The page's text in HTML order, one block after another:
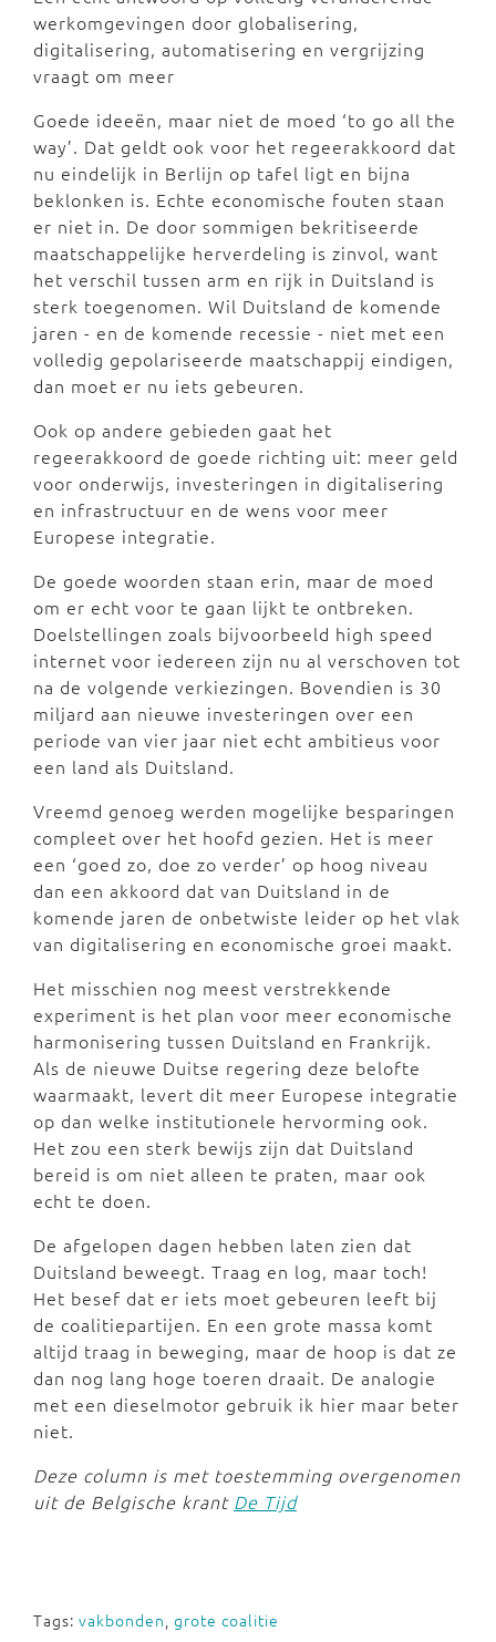
werkomgevingen door globalisering,
digitalisering, automatisering en vergrijzing
vraagt om meer
Goede ideeën, maar niet de moed ‘to go all the
way’. Dat geldt ook voor het regeerakkoord dat
nu eindelijk in Berlijn op tafel ligt en bijna
beklonken is. Echte economische fouten staan
er niet in. De door sommigen bekritiseerde
maatschappelijke herverdeling is zinvol, want
het verschil tussen arm en rijk in Duitsland is
sterk toegenomen. Wil Duitsland de komende
jaren - en de komende recessie - niet met een
volledig gepolariseerde maatschappij eindigen,
dan moet er nu iets gebeuren.
Ook op andere gebieden gaat het
regeerakkoord de goede richting uit: meer geld
voor onderwijs, investeringen in digitalisering
en infrastructuur en de wens voor meer
Europese integratie.
De goede woorden staan erin, maar de moed
om er echt voor te gaan lijkt te ontbreken.
Doelstellingen zoals bijvoorbeeld high speed
internet voor iedereen zijn nu al verschoven tot
na de volgende verkiezingen. Bovendien is 30
miljard aan nieuwe investeringen over een
periode van vier jaar niet echt ambitieus voor
een land als Duitsland.
Vreemd genoeg werden mogelijke besparingen
compleet over het hoofd gezien. Het is meer
een ‘goed zo, doe zo verder’ op hoog niveau
dan een akkoord dat van Duitsland in de
komende jaren de onbetwiste leider op het vlak
van digitalisering en economische groei maakt.
Het misschien nog meest verstrekkende
experiment is het plan voor meer economische
harmonisering tussen Duitsland en Frankrijk.
Als de nieuwe Duitse regering deze belofte
waarmaakt, levert dit meer Europese integratie
op dan welke institutionele hervorming ook.
Het zou een sterk bewijs zijn dat Duitsland
bereid is om niet alleen te praten, maar ook
echt te doen.
De afgelopen dagen hebben laten zien dat
Duitsland beweegt. Traag en log, maar toch!
Het besef dat er iets moet gebeuren leeft bij
de coalitiepartijen. En een grote massa komt
altijd traag in beweging, maar de hoop is dat ze
dan nog lang hoge toeren draait. De analogie
met een dieselmotor gebruik ik hier maar beter
niet.
Deze column is met toestemming overgenomen
uit de Belgische krant De Tijd
Tags: vakbonden, grote coalitie